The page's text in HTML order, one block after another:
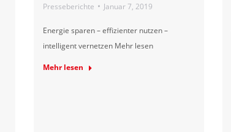
Presseberichte Januar 7, 2019
Energie sparen – effizienter nutzen –
intelligent vernetzen Mehr lesen
Mehr lesen